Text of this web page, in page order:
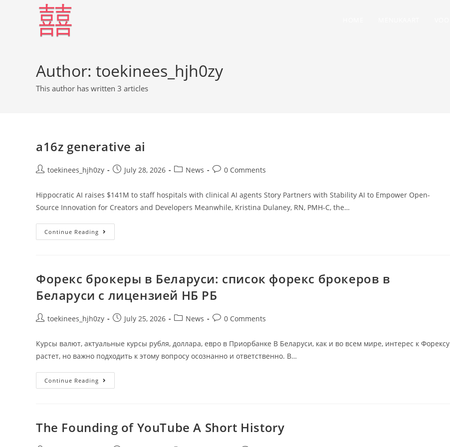
Author: toekinees_hjh0zy
This author has written 3 articles
a16z generative ai
toekinees_hjh0zy July 28, 2026 News 0 Comments
Hippocratic AI raises $141M to staff hospitals with clinical AI agents Story Partners with Stability AI to Empower Open-
Source Innovation for Creators and Developers Meanwhile, Kristina Dulaney, RN, PMH-C, the…
Continue Reading
Форекс брокеры в Беларуси: список форекс брокеров в
Беларуси с лицензией НБ РБ
toekinees_hjh0zy July 25, 2026 News 0 Comments
Курсы валют, актуальные курсы рубля, доллара, евро в Приорбанке В Беларуси, как и во всем мире, интерес к Форексу
растет, но важно подходить к этому вопросу осознанно и ответственно. В…
Continue Reading
The Founding of YouTube A Short History